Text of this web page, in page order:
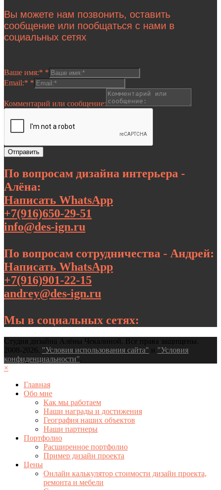
Вы можете нам позвонить, оставить
сообщение или пообщаться с нами в
социальных сетях
Ваше имя:* *
Email:* *
Комментарий или сообщение:
Отправить
По вопросам дизайна интерьера -
Алёна:
Написать WhatsApp
+7(916)650-29-51
info@des-ign.ru
По вопросам сотрудничества - Андрей:
Написать WhatsApp
+7(916)901-22-15
andrey@des-ign.ru
Мы в социальных сетях:
Студия дизайна Алёны Чекалиной. Все права защищены.
2008-2026. "Условия использования сайта" и "Условия
конфиденциальности"
×
Главная
Обо мне
Как мы работаем
Наши награды и достижения
География наших объектов
Наши партнеры
Портфолио
Расширенное портфолио
Пример дизайн проекта
Цены
Онлайн калькулятор стоимости дизайн проекта,
ремонта и мебели